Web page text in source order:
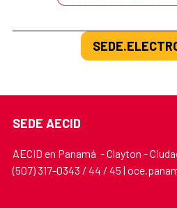
SEDE AECID
AECID en Panamá - Clayton -
(507) 317-0343 / 44 / 45 |